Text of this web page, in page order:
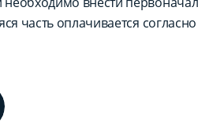
часть оплачивается